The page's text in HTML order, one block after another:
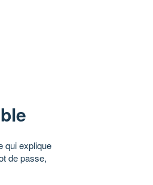
qui explique
de passe,